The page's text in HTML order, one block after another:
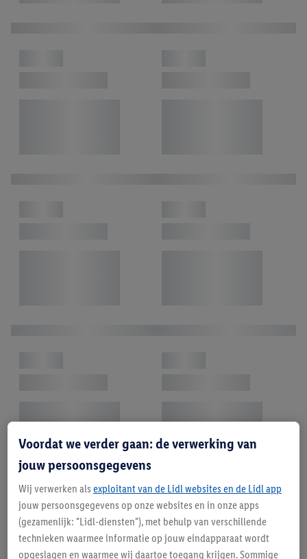
Voordat we verder gaan: de verwerking van
jouw persoonsgegevens
Wij verwerken als exploitant van de Lidl websites en de Lidl app
jouw persoonsgegevens op onze websites en in onze apps
(gezamenlijk: "Lidl-diensten"), met behulp van verschillende
technieken waarmee informatie op jouw eindapparaat wordt
opgeslagen en waarmee wij daartoe toegang krijgen. Sommige